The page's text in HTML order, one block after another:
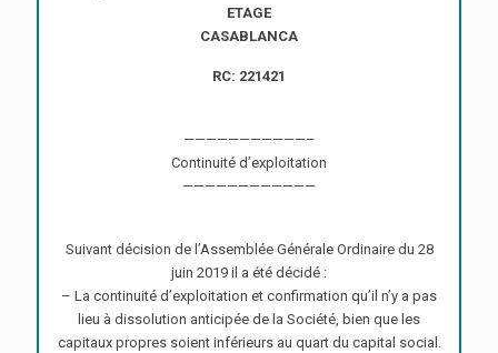
ETAGE
CASABLANCA
RC: 221421
———————————–
Continuité d’exploitation
————————————
Suivant décision de l’Assemblée Générale Ordinaire du 28
juin 2019 il a été décidé :
– La continuité d’exploitation et confirmation qu’il n’y a pas
lieu à dissolution anticipée de la Société, bien que les
capitaux propres soient inférieurs au quart du capital social.